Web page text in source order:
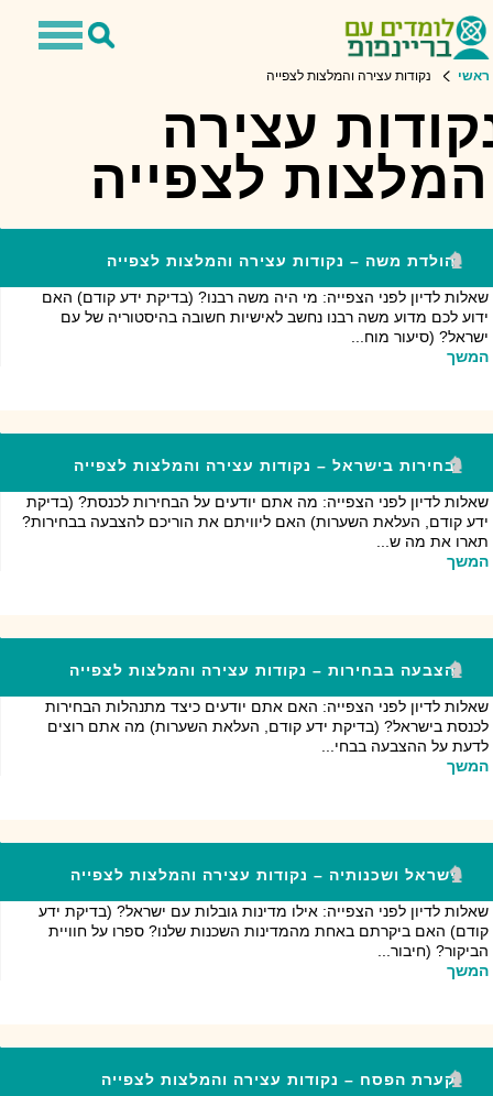
Toggle
Toggle
ראשי נקודות עצירה והמלצות לצפייה
עצירה
לצפייה
הולדת משה – נקודות עצירה והמלצות לצפייה
שאלות לדיון לפני הצפייה: מי היה משה רבנו? (בדיקת ידע קודם) האם
ידוע לכם מדוע משה רבנו נחשב לאישיות חשובה בהיסטוריה של עם
ישראל? (סיעור מוח...
המשך
בחירות בישראל – נקודות עצירה והמלצות לצפייה
שאלות לדיון לפני הצפייה: מה אתם יודעים על הבחירות לכנסת? (בדיקת
ידע קודם, העלאת השערות) האם ליוויתם את הוריכם להצבעה בבחירות?
תארו את מה ש...
המשך
הצבעה בבחירות – נקודות עצירה והמלצות לצפייה
שאלות לדיון לפני הצפייה: האם אתם יודעים כיצד מתנהלות הבחירות
לכנסת בישראל? (בדיקת ידע קודם, העלאת השערות) מה אתם רוצים
לדעת על ההצבעה בבחי...
המשך
ישראל ושכנותיה – נקודות עצירה והמלצות לצפייה
שאלות לדיון לפני הצפייה: אילו מדינות גובלות עם ישראל? (בדיקת ידע
קודם) האם ביקרתם באחת מהמדינות השכנות שלנו? ספרו על חוויית
הביקור? (חיבור...
המשך
קערת הפסח – נקודות עצירה והמלצות לצפייה